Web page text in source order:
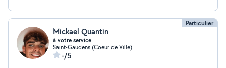
Particulier
Mickael Quantin
à votre service
Saint-Gaudens (Coeur de Ville)
-/5